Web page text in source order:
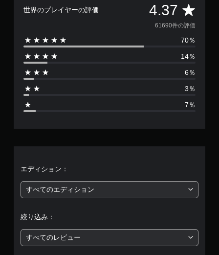
世界のプレイヤーの評価 4.37 評
価
数
は
1
平
評
価
61690件の評価
70％
14％
6％
3％
7％
エディション：
すべてのエディション
絞り込み：
すべてのレビュー